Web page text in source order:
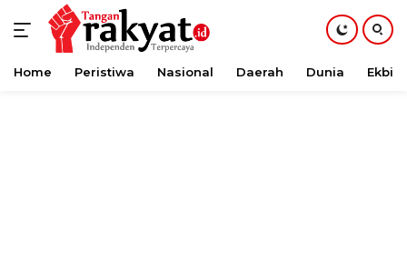
Langsung
Home Peristiwa Nasional Daerah Dunia Ekbis